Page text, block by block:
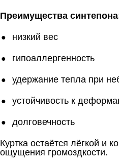
Преимущества
низкий вес
гипоаллергенность
удержание тепла при
устойчивость к
долговечность
Куртка остаётся лёгкой и
ощущения громоздкости.